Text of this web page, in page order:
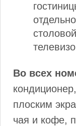
Во всех
плоским
чая и кофе,